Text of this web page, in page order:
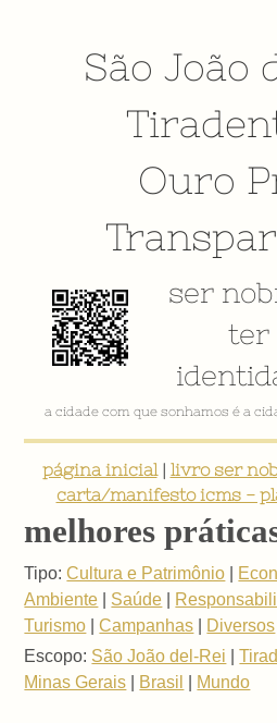
São João
Ouro
ser
ter
a cidade com que sonhamos é a
página inicial| livro ser
carta/manifesto icms -
melhores
Tipo: Cultura e Patrimônio
Ambiente
Saúde
Turismo |Campanhas
Diversos
Escopo: São João del-Rei |
Minas Gerais
Brasil Mundo